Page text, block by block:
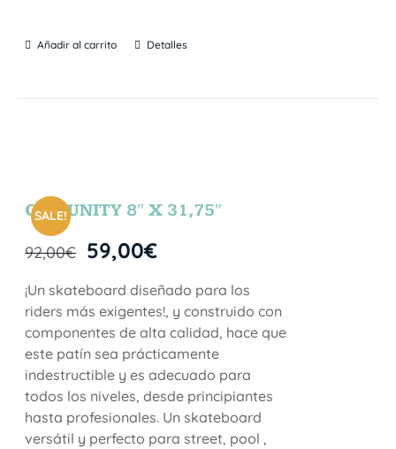
Añadir al carrito Detalles
SALE!
COMUNITY 8″ X 31,75″
92,00€ 59,00€
¡Un skateboard diseñado para los
riders más exigentes!, y construido con
componentes de alta calidad, hace que
este patín sea prácticamente
indestructible y es adecuado para
todos los niveles, desde principiantes
hasta profesionales. Un skateboard
versátil y perfecto para street, pool ,